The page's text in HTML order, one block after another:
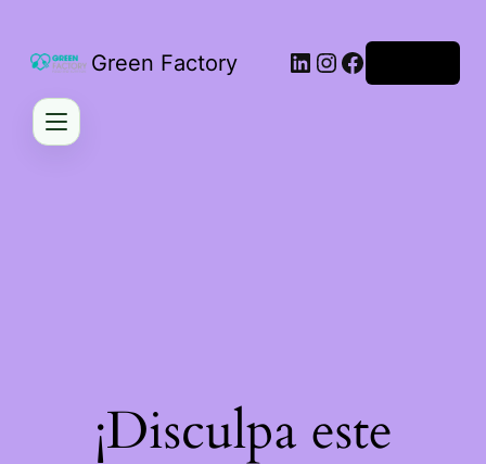
Green Factory LinkedIn
Instagram
Facebook
¡Disculpa este